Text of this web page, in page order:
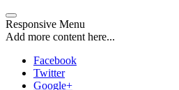
Responsive Menu
Add more content here...
Facebook
Twitter
Google+